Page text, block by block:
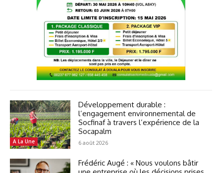
A La Une
Développement durable :
l’engagement environnemental de
Socfinaf à travers l’expérience de la
Socapalm
6 août 2026
Frédéric Augé : « Nous voulons bâtir